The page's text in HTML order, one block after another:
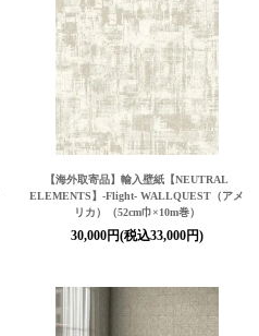
【海外取寄品】輸入壁紙 【NEUTRAL
ELEMENTS】-Flight- WALLQUEST（アメ
リカ）（52cm巾×10m巻）
30,000円(税込33,000円)